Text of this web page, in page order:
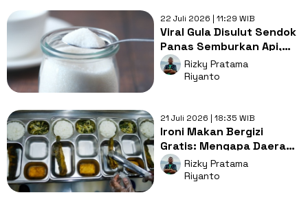
22 Juli 2026 | 11:29 WIB
Viral Gula Disulut Sendok
Panas Semburkan Api,
Benarkah Mirip Bensin?
Ini Penjelasan Sainsnya
Rizky Pratama
Riyanto
21 Juli 2026 | 18:35 WIB
Ironi Makan Bergizi
Gratis: Mengapa Daerah
3T Masih Dianaktirikan?
Rizky Pratama
Riyanto